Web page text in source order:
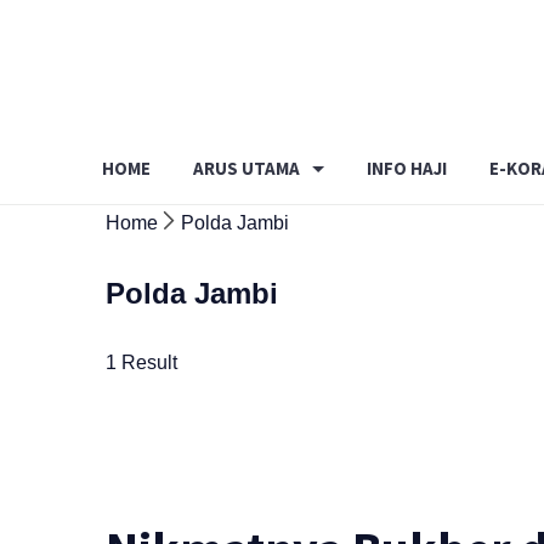
HOME ARUS UTAMA INFO HAJI E-
Home Polda Jambi
Polda Jambi
1 Result